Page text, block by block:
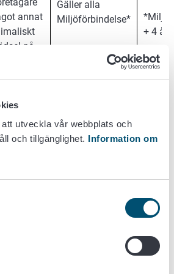
utveckla vår webbplats och
och tillgänglighet. Information om
annat
på
Gäller alla
Miljöförbindelse*
+ 4 år
alla
Miljöförbindelse*